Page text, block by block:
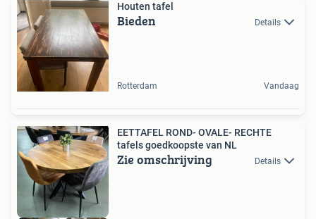
Houten tafel
Bieden Details
Rotterdam Vandaag
EETTAFEL ROND- OVALE- RECHTE
tafels goedkoopste van NL
Zie omschrijving Details